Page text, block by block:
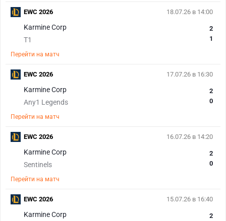
18.07.26 в 14:00
Karmine Corp
T1
2
1
Перейти на матч
EWC 2026
17.07.26 в 16:30
Karmine Corp
Any1 Legends
2
0
Перейти на матч
EWC 2026
16.07.26 в 14:20
Karmine Corp
Sentinels
2
0
Перейти на матч
EWC 2026
15.07.26 в 16:40
Karmine Corp
2
EWC 2026